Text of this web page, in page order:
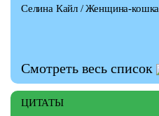
Селина Кайл / Женщина-кошка
Смотреть весь список
ЦИТАТЫ